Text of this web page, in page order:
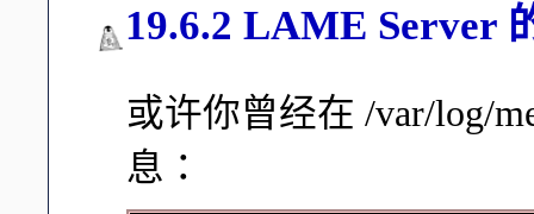
19.6.2 LAME Server
或许你曾经在 /var/log/
息：